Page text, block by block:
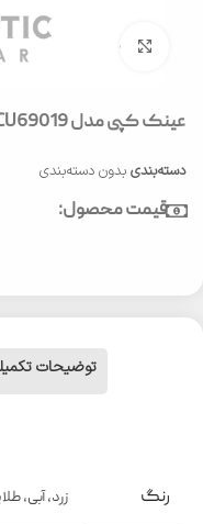
بزرگنمایی تصویر
عینک کپی مدل PCU69019
دسته‌بندی بدون دسته‌بندی
قیمت محصول:
توضیحات
رنگ زرد,آبی,